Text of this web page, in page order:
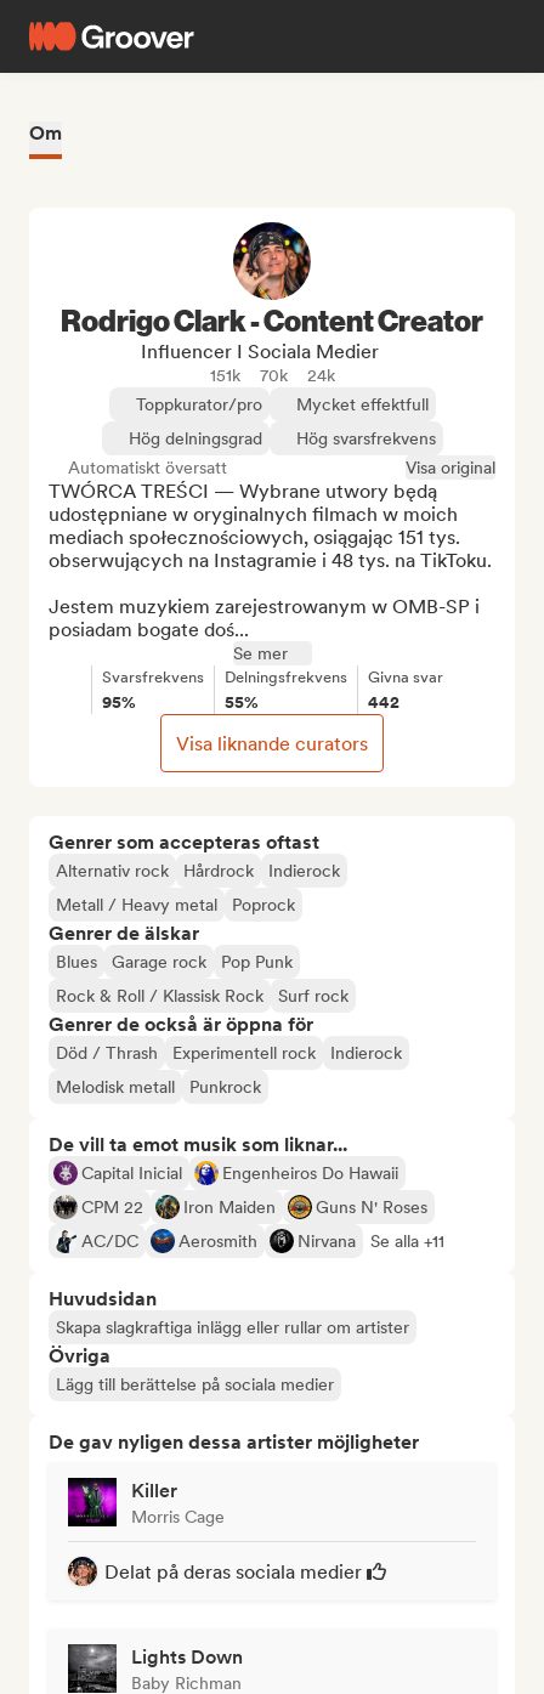
Om
Genrer som accepteras oftast
Alternativ rock Hårdrock
Indierock
Metall / Heavy metal
Poprock
Genrer de älskar
Blues Garage rock
Pop Punk
Rock & Roll / Klassisk Rock
Surf rock
Genrer de också är öppna för
Död / Thrash Experimentell rock
Indierock
Melodisk metall
Punkrock
De vill ta emot musik som liknar...
Capital Inicial
Engenheiros Do Hawaii
CPM 22
Iron Maiden
Guns N' Roses
AC/DC
Aerosmith Nirvana Se alla +11
Huvudsidan
Skapa slagkraftiga inlägg eller rullar om artister
Övriga
Lägg till berättelse på sociala medier
De gav nyligen dessa artister möjligheter
Killer
Morris Cage
Delat på deras sociala medier
Lights Down
Baby Richman
Rodrigo Clark - Content Creator
Influencer I Sociala Medier
151k 70k
24k
Toppkurator/pro
Mycket effektfull
Hög delningsgrad
Hög svarsfrekvens
Automatiskt översatt
Visa original
TWÓRCA TREŚCI — Wybrane utwory będą
udostępniane w oryginalnych filmach w moich
mediach społecznościowych, osiągając 151 tys.
obserwujących na Instagramie i 48 tys. na TikToku.
Jestem muzykiem zarejestrowanym w OMB-SP i
posiadam bogate doś...
Se mer
Svarsfrekvens
95%
Delningsfrekvens
55%
Givna svar
442
Visa liknande curators